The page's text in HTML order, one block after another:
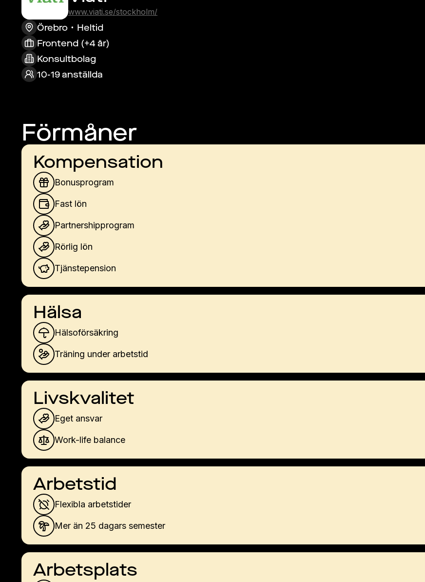
www.viati.se/stockholm/
Örebro
Heltid
Frontend (+4 år)
Konsultbolag
10-19 anställda
Förmåner
Kompensation
Bonusprogram
Fast lön
Partnershipprogram
Rörlig lön
Tjänstepension
Hälsa
Hälsoförsäkring
Träning under arbetstid
Livskvalitet
Eget ansvar
Work-life balance
Arbetstid
Flexibla arbetstider
Mer än 25 dagars semester
Arbetsplats